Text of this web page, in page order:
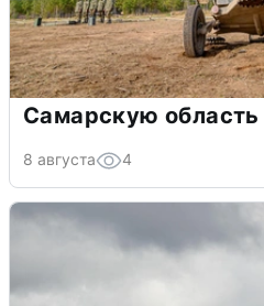
Самарскую
8 августа 4